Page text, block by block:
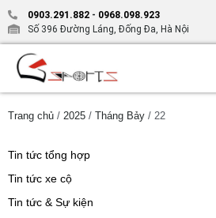
0903.291.882 - 0968.098.923
Số 396 Đường Láng, Đống Đa, Hà Nội
Trang chủ / 2025 / Tháng Bảy / 22
Tin tức tổng hợp
Tin tức xe cộ
Tin tức & Sự kiện